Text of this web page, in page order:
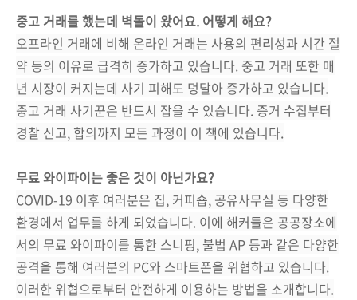
중고 거래를 했는데 벽돌이 왔어요. 어떻게 해요?
오프라인 거래에 비해 온라인 거래는 사용의 편리성과 시간 절
약 등의 이유로 급격히 증가하고 있습니다. 중고 거래 또한 매
년 시장이 커지는데 사기 피해도 덩달아 증가하고 있습니다.
중고 거래 사기꾼은 반드시 잡을 수 있습니다. 증거 수집부터
경찰 신고, 합의까지 모든 과정이 이 책에 있습니다.
무료 와이파이는 좋은 것이 아닌가요?
COVID-19 이후 여러분은 집, 커피숍, 공유사무실 등 다양한
환경에서 업무를 하게 되었습니다. 이에 해커들은 공공장소에
서의 무료 와이파이를 통한 스니핑, 불법 AP 등과 같은 다양한
공격을 통해 여러분의 PC와 스마트폰을 위협하고 있습니다.
이러한 위협으로부터 안전하게 이용하는 방법을 소개합니다.